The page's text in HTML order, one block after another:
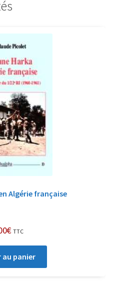
Algérie française
€ TTC
panier